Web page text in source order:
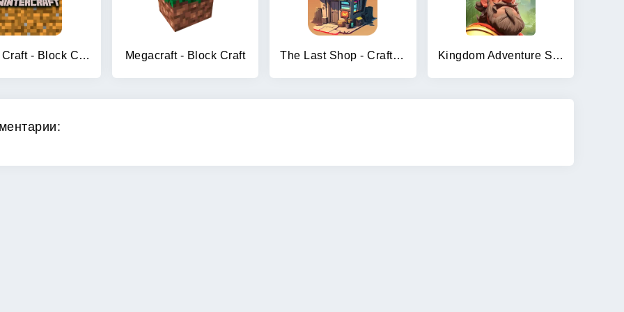
Winter Craft - Block Craft Megacraft - Block Craft The Last Shop - Craft & Trade Kingdom Adventure Saga